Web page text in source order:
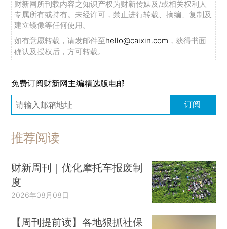
财新网所刊载内容之知识产权为财新传媒及/或相关权利人
专属所有或持有。未经许可，禁止进行转载、摘编、复制及
建立镜像等任何使用。
如有意愿转载，请发邮件至hello@caixin.com ，获得书面
确认及授权后，方可转载。
免费订阅财新网主编精选版电邮
订阅
推荐阅读
财新周刊｜优化摩托车报废制
度
2026年08月08日
【周刊提前读】各地狠抓社保